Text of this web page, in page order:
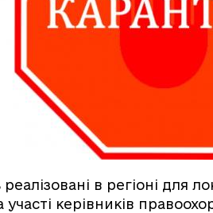
в регіоні для
керівників